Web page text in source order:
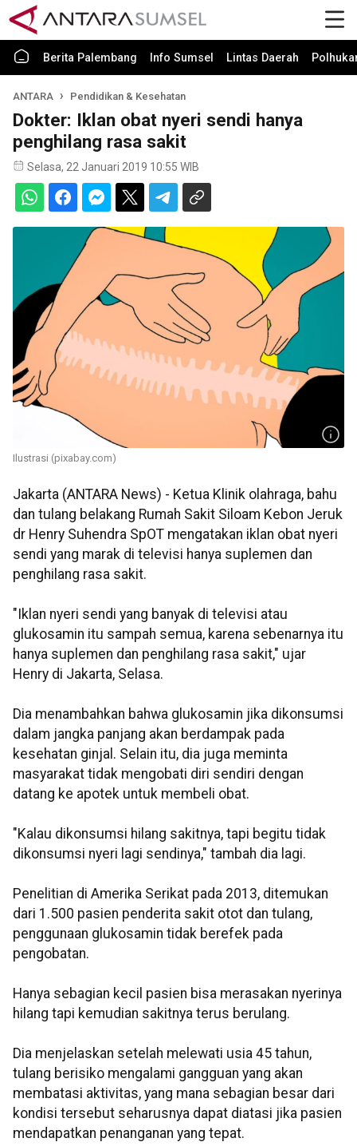
Berita Palembang Info Sumsel Lintas Daerah
ANTARA Pendidikan & Kesehatan
Dokter: Iklan obat nyeri sendi hanya
penghilang rasa sakit
Selasa, 22 Januari 2019 10:55 WIB
Ilustrasi (pixabay.com)
Jakarta (ANTARA News) - Ketua Klinik olahraga, bahu
dan tulang belakang Rumah Sakit Siloam Kebon Jeruk
dr Henry Suhendra SpOT mengatakan iklan obat nyeri
sendi yang marak di televisi hanya suplemen dan
penghilang rasa sakit.
"Iklan nyeri sendi yang banyak di televisi atau
glukosamin itu sampah semua, karena sebenarnya itu
hanya suplemen dan penghilang rasa sakit," ujar
Henry di Jakarta, Selasa.
Dia menambahkan bahwa glukosamin jika dikonsumsi
dalam jangka panjang akan berdampak pada
kesehatan ginjal. Selain itu, dia juga meminta
masyarakat tidak mengobati diri sendiri dengan
datang ke apotek untuk membeli obat.
"Kalau dikonsumsi hilang sakitnya, tapi begitu tidak
dikonsumsi nyeri lagi sendinya," tambah dia lagi.
Penelitian di Amerika Serikat pada 2013, ditemukan
dari 1.500 pasien penderita sakit otot dan tulang,
penggunaan glukosamin tidak berefek pada
pengobatan.
Hanya sebagian kecil pasien bisa merasakan nyerinya
hilang tapi kemudian sakitnya terus berulang.
Dia menjelaskan setelah melewati usia 45 tahun,
tulang berisiko mengalami gangguan yang akan
membatasi aktivitas, yang mana sebagian besar dari
kondisi tersebut seharusnya dapat diatasi jika pasien
mendapatkan penanganan yang tepat.